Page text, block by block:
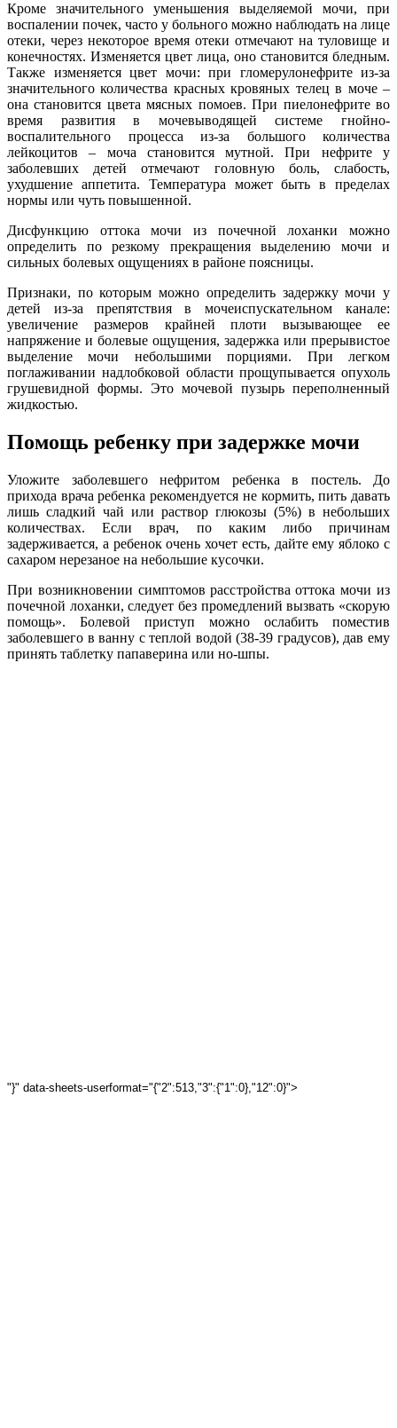
Кроме значительного уменьшения выделяемой мочи, при
воспалении почек, часто у больного можно наблюдать на лице
отеки, через некоторое время отеки отмечают на туловище и
конечностях. Изменяется цвет лица, оно становится бледным.
Также изменяется цвет мочи: при гломерулонефрите из-за
значительного количества красных кровяных телец в моче –
она становится цвета мясных помоев. При пиелонефрите во
время развития в мочевыводящей системе гнойно-
воспалительного процесса из-за большого количества
лейкоцитов – моча становится мутной. При нефрите у
заболевших детей отмечают головную боль, слабость,
ухудшение аппетита. Температура может быть в пределах
нормы или чуть повышенной.
Дисфункцию оттока мочи из почечной лоханки можно
определить по резкому прекращения выделению мочи и
сильных болевых ощущениях в районе поясницы.
Признаки, по которым можно определить задержку мочи у
детей из-за препятствия в мочеиспускательном канале:
увеличение размеров крайней плоти вызывающее ее
напряжение и болевые ощущения, задержка или прерывистое
выделение мочи небольшими порциями. При легком
поглаживании надлобковой области прощупывается опухоль
грушевидной формы. Это мочевой пузырь переполненный
жидкостью.
Помощь ребенку при задержке мочи
Уложите заболевшего нефритом ребенка в постель. До
прихода врача ребенка рекомендуется не кормить, пить давать
лишь сладкий чай или раствор глюкозы (5%) в небольших
количествах. Если врач, по каким либо причинам
задерживается, а ребенок очень хочет есть, дайте ему яблоко с
сахаром нерезаное на небольшие кусочки.
При возникновении симптомов расстройства оттока мочи из
почечной лоханки, следует без промедлений вызвать «скорую
помощь». Болевой приступ можно ослабить поместив
заболевшего в ванну с теплой водой (38-39 градусов), дав ему
принять таблетку папаверина или но-шпы.
"}" data-sheets-userformat="{"2":513,"3":{"1":0},"12":0}">